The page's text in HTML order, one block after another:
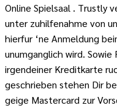
Online Spielsaal . Trustly
unter zuhilfenahme von
hierfur ‘ne Anmeldung
unumganglich wird.
irgendeiner Kreditkarte
geschrieben stehen Dir
geige Mastercard zur